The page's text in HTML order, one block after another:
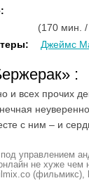
:
(170 мин.
: Джеймс
:
и всех прочих
с ним – и
управлением
не хуже чем
(фильмикс),